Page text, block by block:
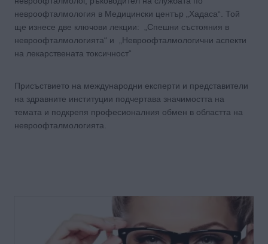
невроофталмология в Медицински център „Хадаса“. Той
ще изнесе две ключови лекции: „Спешни състояния в
невроофталмологията“ и „Невроофталмологични аспекти
на лекарствената токсичност“
Присъствието на международни експерти и представители
на здравните институции подчертава значимостта на
темата и подкрепя професионалния обмен в областта на
невроофталмологията.